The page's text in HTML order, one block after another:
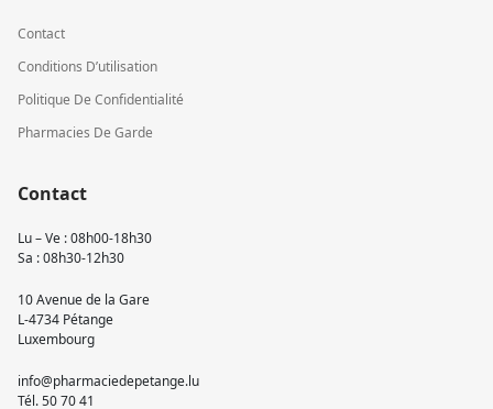
Contact
Conditions D’utilisation
Politique De Confidentialité
Pharmacies De Garde
Contact
Lu – Ve : 08h00-18h30
Sa : 08h30-12h30
10 Avenue de la Gare
L-4734 Pétange
Luxembourg
info@pharmaciedepetange.lu
Tél.50 70 41